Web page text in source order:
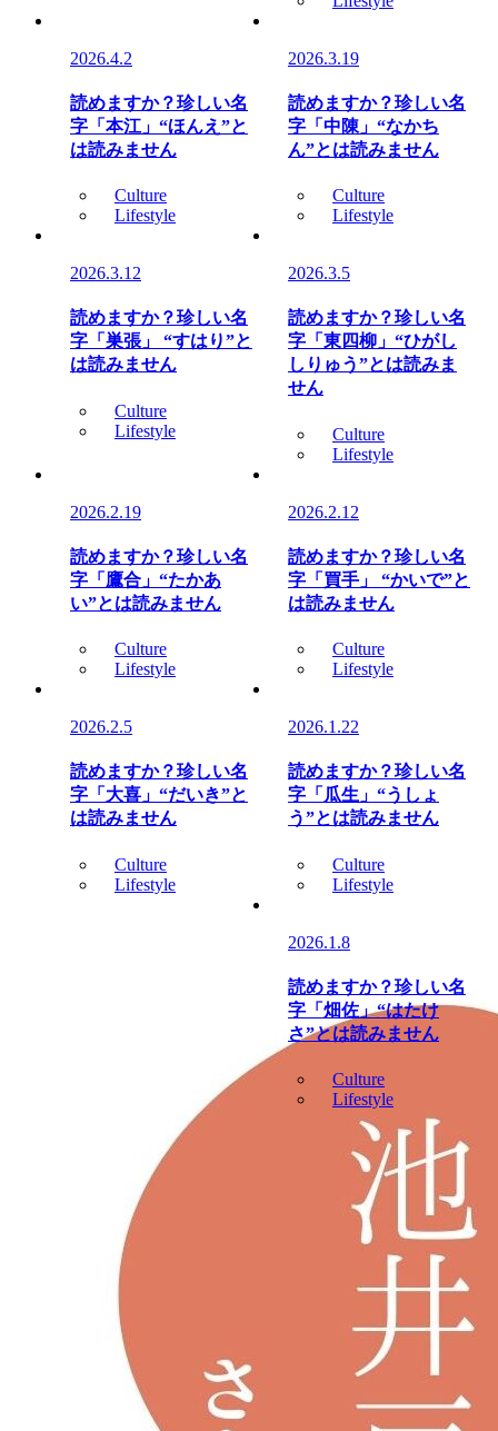
2026.4.2
読めますか？珍しい名
字「本江」“ほんえ”と
は読みません
Culture
Lifestyle
2026.3.19
読めますか？珍しい名
字「中陳」“なかち
ん”とは読みません
Culture
Lifestyle
2026.3.12
読めますか？珍しい名
字「巣張」 “すはり”と
は読みません
Culture
Lifestyle
2026.3.5
読めますか？珍しい名
字「東四柳」“ひがし
しりゅう”とは読みま
せん
Culture
Lifestyle
2026.2.19
読めますか？珍しい名
字「鷹合」“たかあ
い”とは読みません
Culture
Lifestyle
2026.2.12
読めますか？珍しい名
字「買手」 “かいで”と
は読みません
Culture
Lifestyle
2026.2.5
読めますか？珍しい名
字「大喜」“だいき”と
は読みません
Culture
Lifestyle
2026.1.22
読めますか？珍しい名
字「瓜生」“うしょ
う”とは読みません
Culture
Lifestyle
2026.1.8
読めますか？珍しい名
字「畑佐」“はたけ
さ”とは読みません
Culture
Lifestyle